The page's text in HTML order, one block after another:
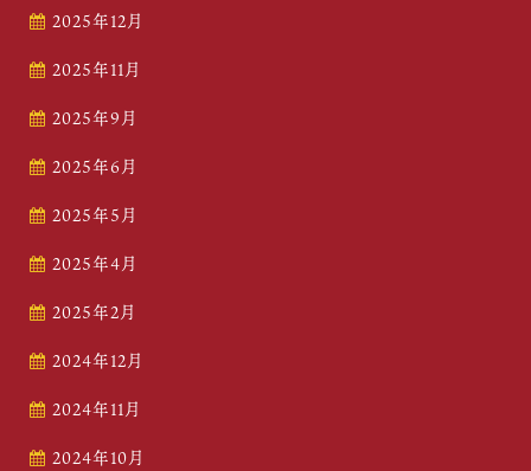
2025年12月
2025年11月
2025年9月
2025年6月
2025年5月
2025年4月
2025年2月
2024年12月
2024年11月
2024年10月